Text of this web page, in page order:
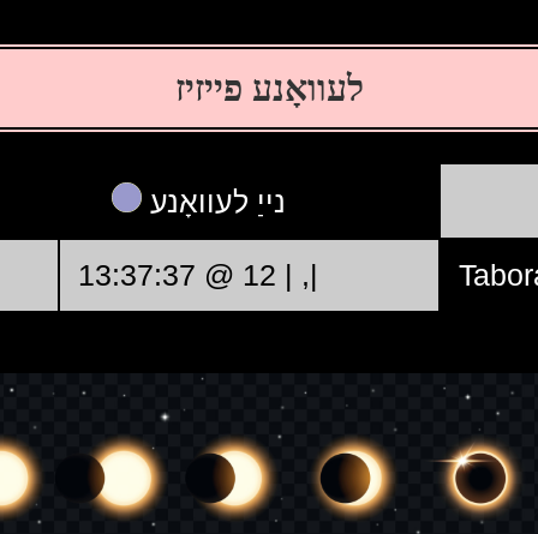
לעוואָנע פייזיז
נייַ לעוואָנע
|, | 12 @ 13:37:37